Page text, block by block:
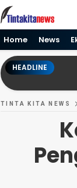
Tinta kita News
Informasi Terkini
Home News
HEADLINE
TINTA KITA NEWS